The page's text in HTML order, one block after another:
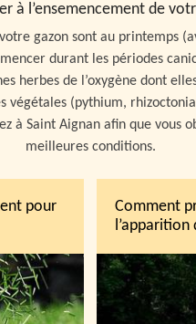
à l’ensemencement de
gazon sont au printemps
durant les périodes
herbes de l’oxygène dont
végétales (pythium,
à Saint Aignan afin que vous
meilleures conditions.
pour
Comment
l’apparition